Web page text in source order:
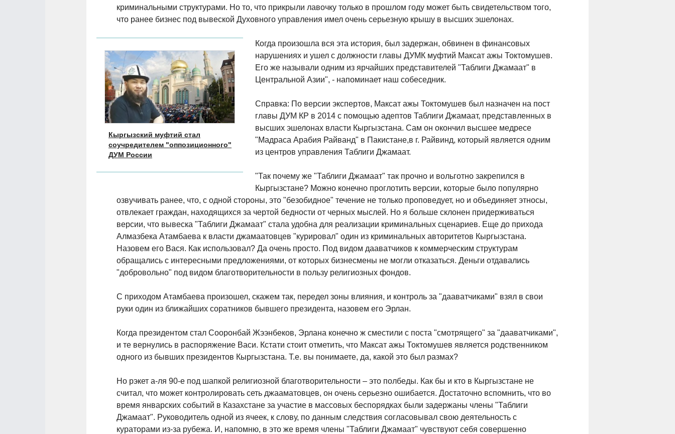
криминальными структурами. Но то, что прикрыли лавочку только в прошлом году может быть свидетельством того,
что ранее бизнес под вывеской Духовного управления имел очень серьезную крышу в высших эшелонах.
Кыргызский муфтий стал
соучредителем "оппозиционного"
ДУМ России
Когда произошла вся эта история, был задержан, обвинен в финансовых
нарушениях и ушел с должности главы ДУМК муфтий Максат ажы Токтомушев.
Его же называли одним из ярчайших представителей "Таблиги Джамаат" в
Центральной Азии", - напоминает наш собеседник.
Справка: По версии экспертов, Максат ажы Токтомушев был назначен на пост
главы ДУМ КР в 2014 с помощью адептов Таблиги Джамаат, представленных в
высших эшелонах власти Кыргызстана. Сам он окончил высшее медресе
"Мадраса Арабия Райванд" в Пакистане,в г. Райвинд, который является одним
из центров управления Таблиги Джамаат.
"Так почему же "Таблиги Джамаат" так прочно и вольготно закрепился в
Кыргызстане? Можно конечно проглотить версии, которые было популярно
озвучивать ранее, что, с одной стороны, это "безобидное" течение не только проповедует, но и объединяет этносы,
отвлекает граждан, находящихся за чертой бедности от черных мыслей. Но я больше склонен придерживаться
версии, что вывеска "Таблиги Джамаат" стала удобна для реализации криминальных сценариев. Еще до прихода
Алмазбека Атамбаева к власти джамаатовцев "курировал" один из криминальных авторитетов Кыргызстана.
Назовем его Вася. Как использовал? Да очень просто. Под видом дааватчиков к коммерческим структурам
обращались с интересными предложениями, от которых бизнесмены не могли отказаться. Деньги отдавались
"добровольно" под видом благотворительности в пользу религиозных фондов.
С приходом Атамбаева произошел, скажем так, передел зоны влияния, и контроль за "дааватчиками" взял в свои
руки один из ближайших соратников бывшего президента, назовем его Эрлан.
Когда президентом стал Сооронбай Жээнбеков, Эрлана конечно ж сместили с поста "смотрящего" за "дааватчиками",
и те вернулись в распоряжение Васи. Кстати стоит отметить, что Максат ажы Токтомушев является родственником
одного из бывших президентов Кыргызстана. Т.е. вы понимаете, да, какой это был размах?
Но рэкет а-ля 90-е под шапкой религиозной благотворительности – это полбеды. Как бы и кто в Кыргызстане не
считал, что может контролировать сеть джааматовцев, он очень серьезно ошибается. Достаточно вспомнить, что во
время январских событий в Казахстане за участие в массовых беспорядках были задержаны члены "Таблиги
Джамаат". Руководитель одной из ячеек, к слову, по данным следствия согласовывал свою деятельность с
кураторами из-за рубежа. И, напомню, в это же время члены "Таблиги Джамаат" чувствуют себя совершенно